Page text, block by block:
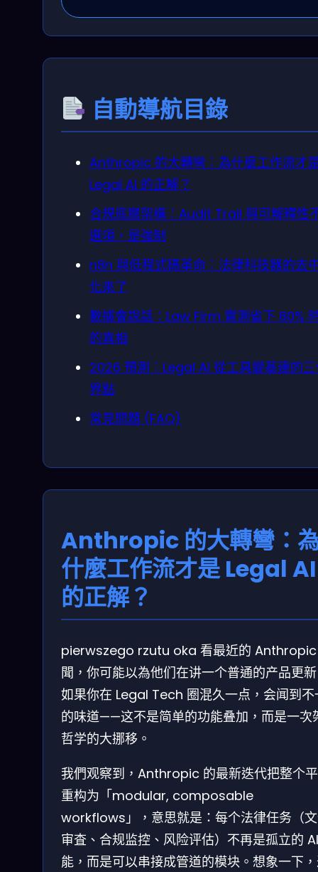
自動導航目錄
Anthropic 的大轉彎：為什麼工作流才
Legal AI 的正解？
合規底層架構：Audit Trail 與可解釋性
選項，是強制
n8n 與低程式碼革命：法律科技器的去
化來了
數據會說話：Law Firm 實測省下 80%
的真相
2026 預測：Legal AI 從工具變基建的
界點
常見問題 (FAQ)
Anthropic 的大轉彎：
什麼工作流才是 Legal AI
的正解？
pierwszego rzutu oka 看最近的
聞，你可能以為他们在讲一个普通的产品更
如果你在 Legal Tech 圈混久一点，会闻到不
的味道——这不是简单的功能叠加，而是一次
哲学的大挪移。
我們观察到，Anthropic 的最新迭代把整个
重构为「modular, composable
workflows」，意思就是：每个法律任务（
审査、合规监控、风险评估）不再是孤立的
能，而是可以串接成管道的模块。想象一下